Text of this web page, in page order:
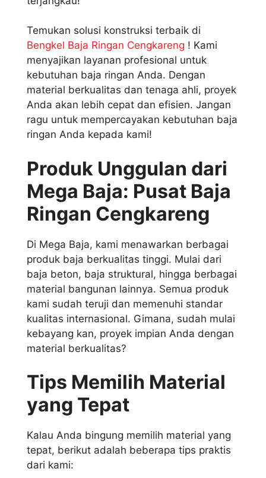
Temukan solusi konstruksi terbaik di
Bengkel Baja Ringan Cengkareng ! Kami
menyajikan layanan profesional untuk
kebutuhan baja ringan Anda. Dengan
material berkualitas dan tenaga ahli, proyek
Anda akan lebih cepat dan efisien. Jangan
ragu untuk mempercayakan kebutuhan baja
ringan Anda kepada kami!
Produk Unggulan dari
Mega Baja: Pusat Baja
Ringan Cengkareng
Di Mega Baja, kami menawarkan berbagai
produk baja berkualitas tinggi. Mulai dari
baja beton, baja struktural, hingga berbagai
material bangunan lainnya. Semua produk
kami sudah teruji dan memenuhi standar
kualitas internasional. Gimana, sudah mulai
kebayang kan, proyek impian Anda dengan
material berkualitas?
Tips Memilih Material
yang Tepat
Kalau Anda bingung memilih material yang
tepat, berikut adalah beberapa tips praktis
dari kami: